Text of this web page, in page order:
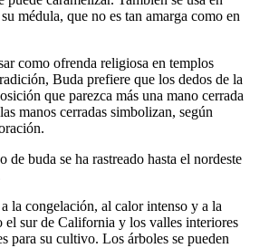
médula, que no es tan amarga como en
como ofrenda religiosa en templos
Buda prefiere que los dedos de la
que parezca más una mano cerrada
manos cerradas simbolizan, según
de buda se ha rastreado hasta el nordeste
la congelación, al calor intenso y a la
el sur de California y los valles interiores
para su cultivo. Los árboles se pueden